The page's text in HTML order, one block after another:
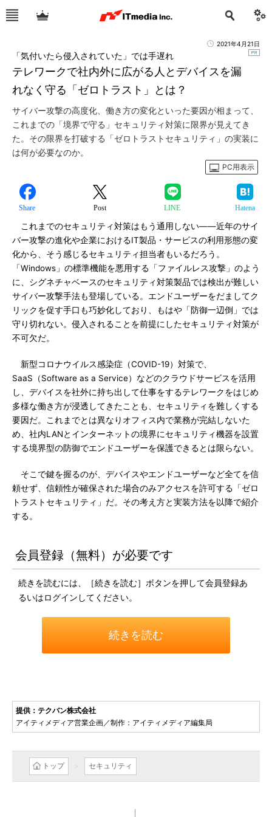
2021年4月21日
テレワークで社内外に広がる人とデバイスを漏
れなく守る「ゼロトラスト」とは？
「気付いたら侵入されていた」では手遅れ
サイバー攻撃の高度化、働き方の変化といった要因が相まって、
これまでの「境界で守る」セキュリティ対策に限界が見えてき
た。その限界を打破する「ゼロトラストセキュリティ」の実装に
は何が必要なのか。
PC用表示
Share Post LINE Hatena
これまでのセキュリティ対策はもう通用しない――近年のサイ
バー攻撃の進化や企業におけるIT製品・サービスの利用形態の変
化から、そう感じるセキュリティ担当者もいるだろう。
「Windows」の標準機能を悪用する「ファイルレス攻撃」のよう
に、シグネチャベースのセキュリティ対策製品では検出が難しい
サイバー攻撃手法も登場している。エンドユーザーをだましてク
リックを促す手口も巧妙化しており、もはや「防御一辺倒」では
守り切れない。侵入されることを前提にしたセキュリティ対策が
不可欠だ。
新型コロナウイルス感染症（COVID-19）対策で、
SaaS（Software as a Service）などのクラウドサービスを活用
し、デバイスを社外に持ち出して仕事をするテレワークをはじめ
多様な働き方が浸透してきたことも、セキュリティを難しくする
要因だ。これまでとは異なりオフィス内で業務が完結しないた
め、社内LANとインターネットの境界にセキュリティ機器を設置
する境界型の防御でエンドユーザーを保護できるとは限らない。
そこで鍵を握るのが、デバイスやエンドユーザーなど全てを信
頼せず、信頼性が確保された場合のみアクセスを許可する「ゼロ
トラストセキュリティ」だ。その考え方と実装方法を以降で紹介
する。
会員登録（無料）が必要です
続きを読むには、［続きを読む］ボタンを押して会員登録あ
るいはログインしてください。
続きを読む
提供：テクバン株式会社
アイティメディア営業企画／制作：アイティメディア編集局
トップ セキュリティ